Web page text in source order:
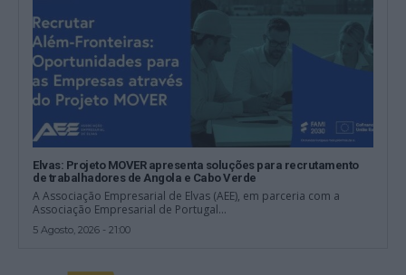
Elvas: Projeto MOVER apresenta soluções para recrutamento
de trabalhadores de Angola e Cabo Verde
A Associação Empresarial de Elvas (AEE), em parceria com a
Associação Empresarial de Portugal...
5 Agosto, 2026 - 21:00